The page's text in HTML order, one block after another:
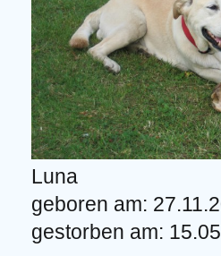
Luna
geboren am:
gestorben am: